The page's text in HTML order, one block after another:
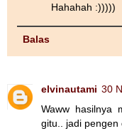
Hahahah :)))))
Balas
elvinautami 30
Waww hasilnya
gitu.. jadi pengen